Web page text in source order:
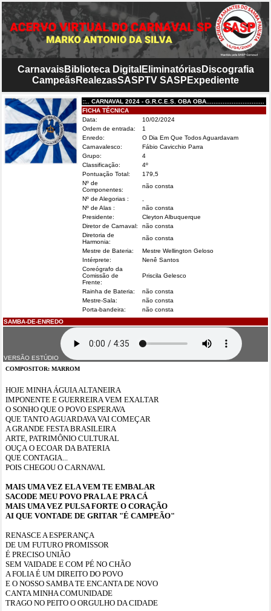
CarnavaisBiblioteca Digital EliminatóriasDiscografia
CampeãsRealezasSASPTV SASP Expediente
::.. CARNAVAL 2024 - G.R.C.E.S. OBA OBA................................
FICHA TÉCNICA
Data:
10/02/2024
Ordem de entrada:
1
Enredo:
O Dia Em Que Todos Aguardavam
Carnavalesco:
Fábio Cavicchio Parra
Grupo:
4
Classificação:
4º
Pontuação Total:
179,5
Nº de
Componentes:
não consta
Nº de Alegorias :
Nº de Alas :
não consta
Presidente:
Cleyton Albuquerque
Diretor de Carnaval:
não consta
Diretoria de
Harmonia:
não consta
Mestre de Bateria:
Mestre Wellington Geloso
Intérprete:
Nenê Santos
Coreógrafo da
Comissão de
Frente:
Priscila Gelesco
Rainha de Bateria:
não consta
Mestre-Sala:
não consta
Porta-bandeira:
não consta
SAMBA-DE-ENREDO
VERSÃO ESTÚDIO
COMPOSITOR: MARROM
HOJE MINHA ÁGUIA ALTANEIRA
IMPONENTE E GUERREIRA VEM EXALTAR
O SONHO QUE O POVO ESPERAVA
QUE TANTO AGUARDAVA VAI COMEÇAR
A GRANDE FESTA BRASILEIRA
ARTE, PATRIMÔNIO CULTURAL
OUÇA O ECOAR DA BATERIA
QUE CONTAGIA...
POIS CHEGOU O CARNAVAL
MAIS UMA VEZ ELA VEM TE EMBALAR
SACODE MEU POVO PRA LA E PRA CÁ
MAIS UMA VEZ PULSA FORTE O CORAÇÃO
AI QUE VONTADE DE GRITAR "É CAMPEÃO"
RENASCE A ESPERANÇA
DE UM FUTURO PROMISSOR
É PRECISO UNIÃO
SEM VAIDADE E COM PÉ NO CHÃO
A FOLIA É UM DIREITO DO POVO
E O NOSSO SAMBA TE ENCANTA DE NOVO
CANTA MINHA COMUNIDADE
TRAGO NO PEITO O ORGULHO DA CIDADE